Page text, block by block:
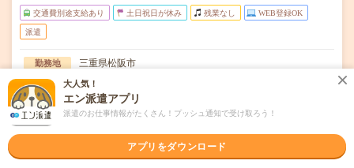
交通費別途支給あり 土日祝日が休み 残業なし WEB登録OK
派遣
勤務地
三重県松阪市
曜日頻度 月～金
時間
長期でお仕事できる方、大歓迎！
大人気！
エン派遣アプリ
派遣のお仕事情報がたくさん！プッシュ通知で受け取ろう！
アプリをダウンロード